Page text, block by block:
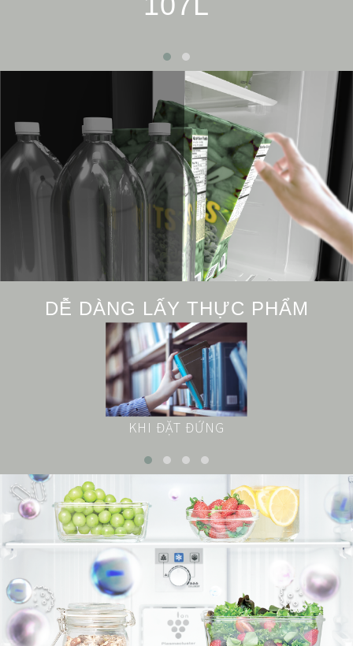
DỄ DÀNG LẤY THỰC PHẨM
KHI ĐẶT ĐỨNG